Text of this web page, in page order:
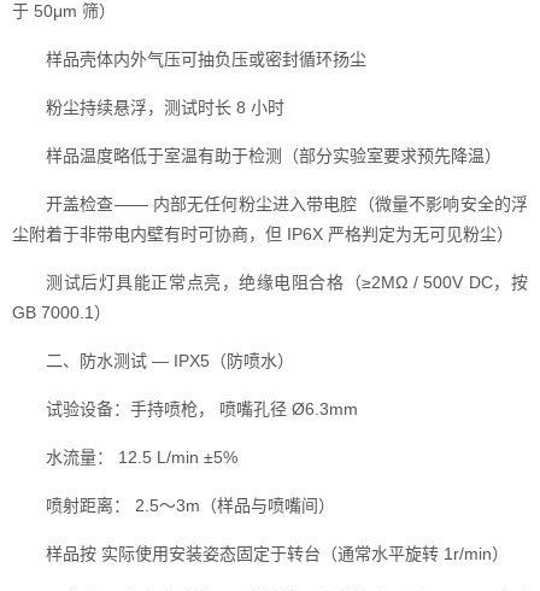
于 50μm 筛）
样品壳体内外气压可抽负压或密封循环扬尘
粉尘持续悬浮，测试时长 8 小时
样品温度略低于室温有助于检测（部分实验室要求预先降温）
开盖检查—— 内部无任何粉尘进入带电腔（微量不影响安全的浮
尘附着于非带电内壁有时可协商，但 IP6X 严格判定为无可见粉尘）
测试后灯具能正常点亮，绝缘电阻合格（≥2MΩ / 500V DC，按
GB 7000.1）
二、防水测试 — IPX5（防喷水）
试验设备：手持喷枪， 喷嘴孔径 Ø6.3mm
水流量： 12.5 L/min ±5%
喷射距离： 2.5～3m（样品与喷嘴间）
样品按 实际使用安装姿态固定于转台（通常水平旋转 1r/min）